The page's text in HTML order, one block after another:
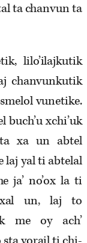
ta chanvun ta
lilo’ilajkutik
chanvunkutik
vunetike.
buch’u xchi’uk
xa un abtel
laj yal ti abtelal
ja’ no’ox la ti
xal un, laj to
me oy ach’